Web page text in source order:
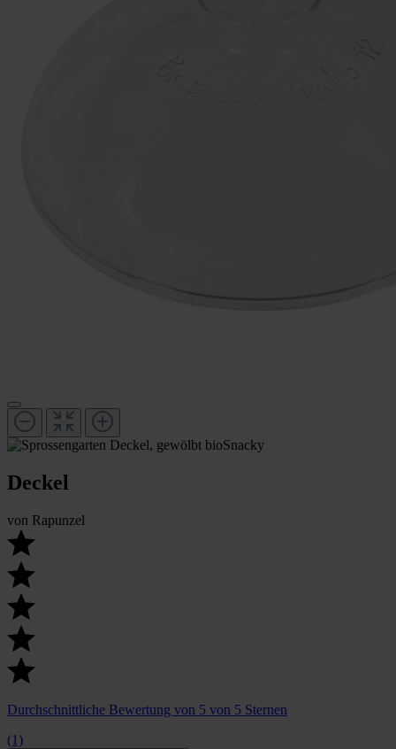
Deckel
von Rapunzel
Durchschnittliche Bewertung von 5 von 5 Sternen
(1)